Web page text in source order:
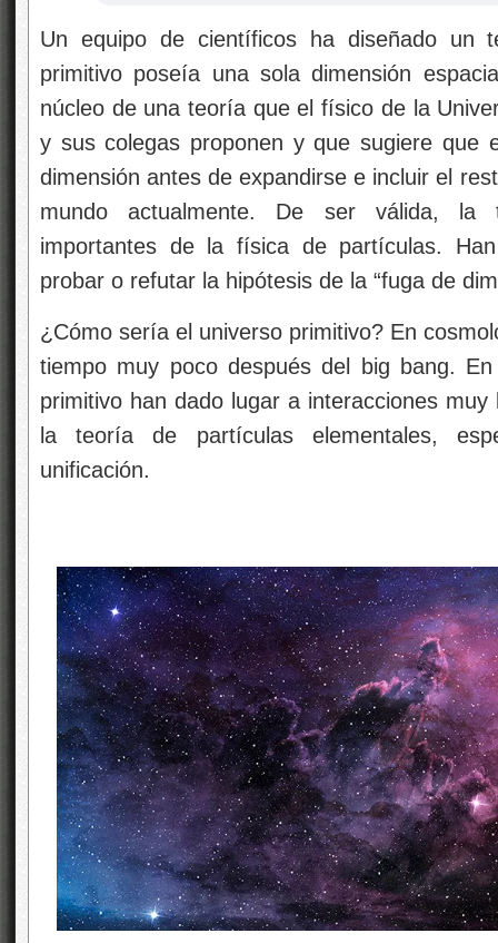
Un equipo de científicos ha diseñado un
primitivo poseía una sola dimensión
núcleo de una teoría que el físico de la
y sus colegas proponen y que sugiere que
dimensión antes de expandirse e incluir el
mundo actualmente. De ser válida, la
importantes de la física de partículas.
probar o refutar la hipótesis de la “fuga de
¿Cómo sería el universo primitivo? En
tiempo muy poco después del big bang.
primitivo han dado lugar a interacciones
la teoría de partículas elementales,
unificación.